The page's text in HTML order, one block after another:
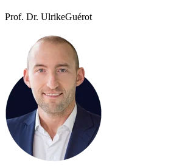
Prof. Dr. UlrikeGuérot